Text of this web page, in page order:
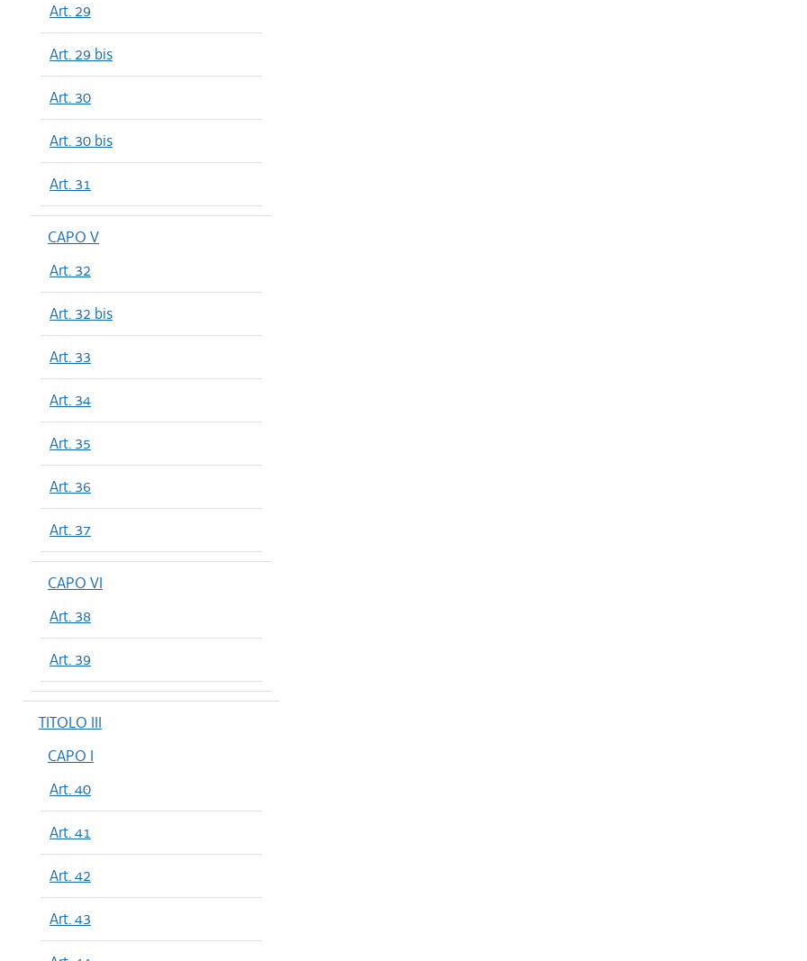
Art. 29
Art. 29 bis
Art. 30
Art. 30 bis
Art. 31
CAPO V
Art. 32
Art. 32 bis
Art. 33
Art. 34
Art. 35
Art. 36
Art. 37
CAPO VI
Art. 38
Art. 39
TITOLO III
CAPO I
Art. 40
Art. 41
Art. 42
Art. 43